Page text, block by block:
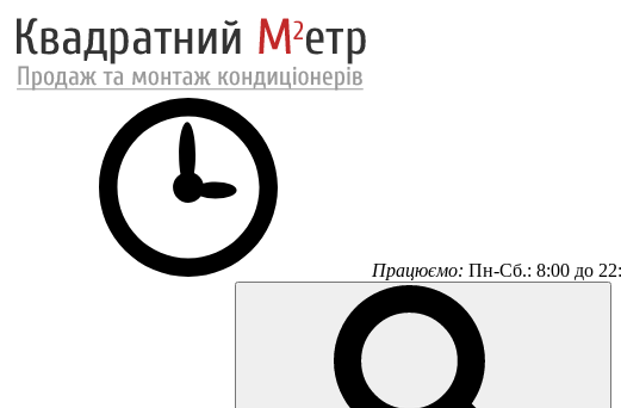
Працюємо: Пн-Сб.: 8:00 до